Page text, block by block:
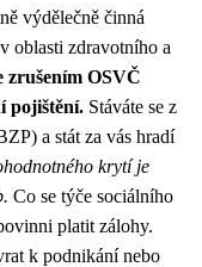
výdělečně činná
oblasti zdravotního a
zrušením OSVČ
pojištění. Stáváte se z
a stát za vás hradí
krytí je
Co se týče sociálního
platit zálohy.
k podnikání nebo